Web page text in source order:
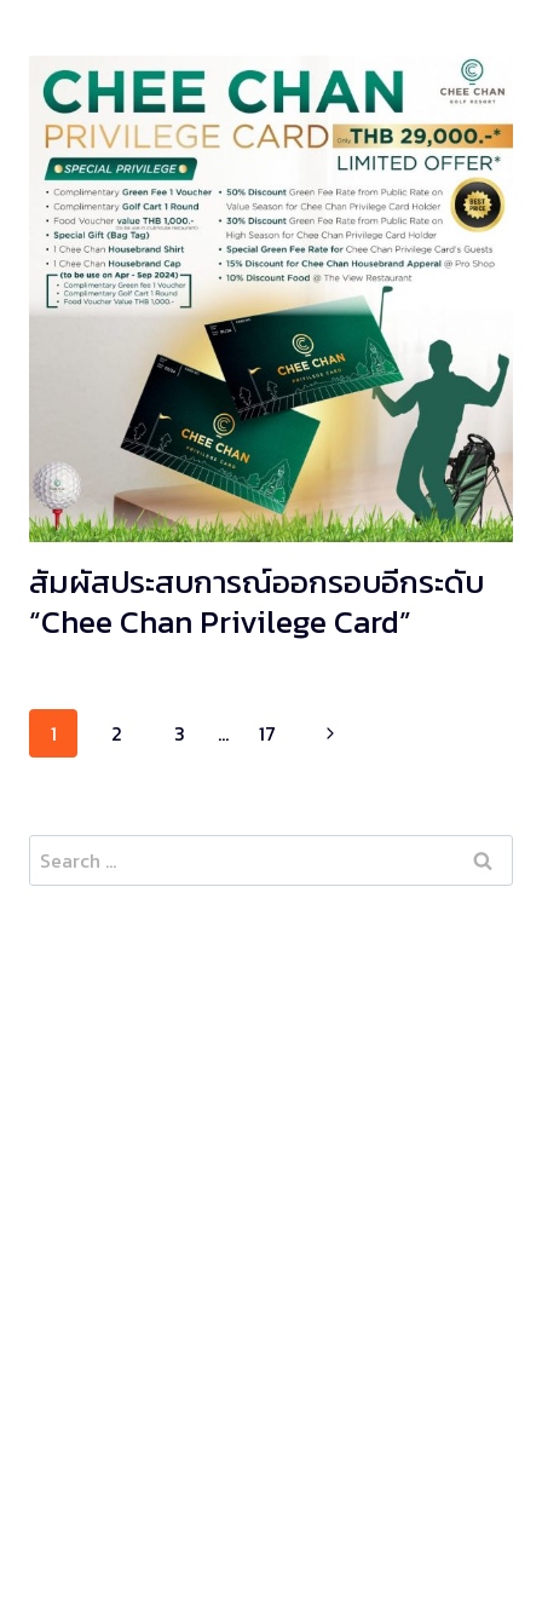
สัมผัสประสบการณ์ออกรอบอีกระดับ
“Chee Chan Privilege Card”
Page
navigation
1 2 3 … 17
Search
for: